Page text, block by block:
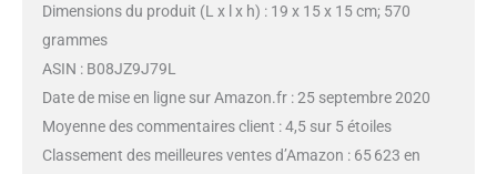
Dimensions du produit (L x l x h) : 19 x 15 x 15 cm; 570
grammes
ASIN : B08JZ9J79L
Date de mise en ligne sur Amazon.fr : 25 septembre 2020
Moyenne des commentaires client : 4,5 sur 5 étoiles
Classement des meilleures ventes d’Amazon : 65 623 en